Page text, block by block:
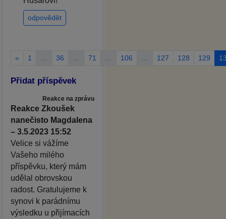
odpovědět
« 1 … 36 … 71 … 106 … 127 128 129
Přidat příspěvek
Reakce na zprávu
Reakce Zkoušek
nanečisto Magdalena
– 3.5.2023 15:52
Velice si vážíme
Vašeho milého
příspěvku, který mám
udělal obrovskou
radost. Gratulujeme k
synovi k parádnímu
výsledku u přijímacích